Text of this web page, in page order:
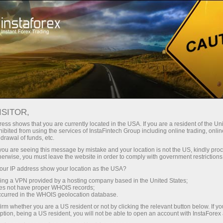
انسٹا فاریکس کے ساتھ، آپ
حاصل کرتے ہیں: 1:5000 تک کا فائدہ،
مارکیٹ میں کچھ بہترین اسپریڈز اور
کمیشنز، اور ٹریڈنگ اسٹاک اور انڈیکس
کے لیے فائدہ مند حالات۔
مختصر
30% بونس
ہر ڈیپازٹ پر
رفتار
تجارت اور ہائی ویز پر
shows that you are currently located in the USA. If you are a resident of the
from using the services of InstaFintech Group including online trading,
of funds, etc.
are seeing this message by mistake and your location is not the US, kindly
you must leave the website in order to comply with government
IP address show your location as the USA?
a VPN provided by a hosting company based in the United States;
not have proper WHOIS records;
in the WHOIS geolocation database.
whether you are a US resident or not by clicking the relevant button below. If
being a US resident, you will not be able to open an account with InstaForex